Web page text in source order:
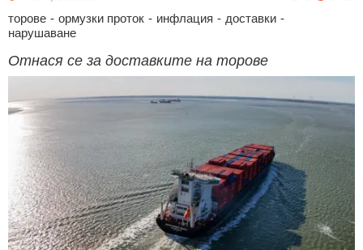
торове - ормузки проток - инфлация - доставки -
нарушаване
Отнася се за доставките на торове